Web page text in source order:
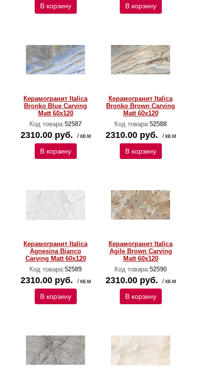
В корзину В корзину
Керамогранит Italica
Bronko Blue Carving
Matt 60x120
Код товара:52587
2310.00 руб. / кв.м
В корзину
Керамогранит Italica
Bronko Brown Carving
Matt 60x120
Код товара:52588
2310.00 руб. / кв.м
В корзину
Керамогранит Italica
Agnesina Bianco
Carving Matt 60x120
Код товара:52589
2310.00 руб. / кв.м
В корзину
Керамогранит Italica
Agile Brown Carving
Matt 60x120
Код товара:52590
2310.00 руб. / кв.м
В корзину